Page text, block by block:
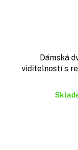
Dámská
viditelností s